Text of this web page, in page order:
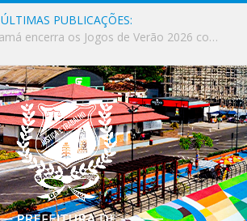
ÚLTIMAS PUBLICAÇÕES:
Milhares de fiéis tomam as ruas de São Miguel do Guamá em uma grande celebração de fé na Marcha para Jesus 2026.